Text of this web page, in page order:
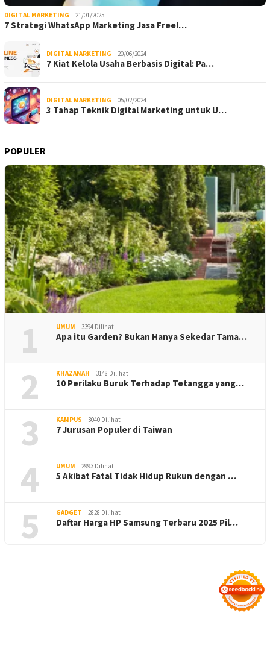
DIGITAL MARKETING 21/01/2025
7 Strategi WhatsApp Marketing Jasa Freel…
DIGITAL MARKETING 20/06/2024
7 Kiat Kelola Usaha Berbasis Digital: Pa…
DIGITAL MARKETING 05/02/2024
3 Tahap Teknik Digital Marketing untuk U…
POPULER
1 UMUM 3394 Dilihat
Apa itu Garden? Bukan Hanya Sekedar Tama…
2 KHAZANAH 3148 Dilihat
10 Perilaku Buruk Terhadap Tetangga yang…
3 KAMPUS 3040 Dilihat
7 Jurusan Populer di Taiwan
4 UMUM 2993 Dilihat
5 Akibat Fatal Tidak Hidup Rukun dengan …
5 GADGET 2828 Dilihat
Daftar Harga HP Samsung Terbaru 2025 Pil…